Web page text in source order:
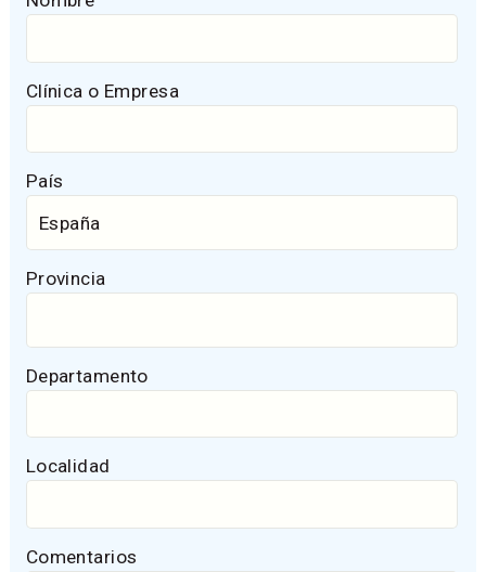
Clínica o Empresa
País
Provincia
Departamento
Localidad
Comentarios